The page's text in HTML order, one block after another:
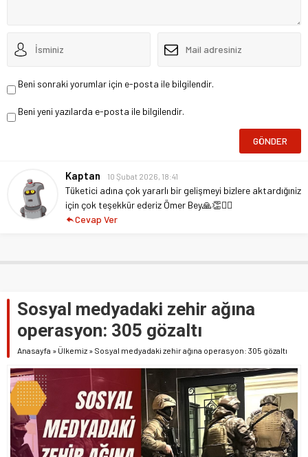
Beni sonraki yorumlar için e-posta ile bilgilendir.
Beni yeni yazılarda e-posta ile bilgilendir.
Kaptan 10 Şubat 2026, 18:41
Tüketici adına çok yararlı bir gelişmeyi bizlere aktardığıniz
için çok teşekkür ederiz Ömer Bey🙏👏🙋‍♂️
Cevap Ver
Sosyal medyadaki zehir ağına
operasyon: 305 gözaltı
Anasayfa » Ülkemiz » Sosyal medyadaki zehir ağına operasyon: 305 gözaltı